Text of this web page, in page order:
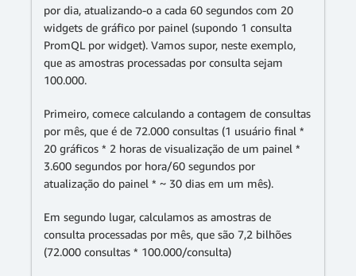
por dia, atualizando-o a cada 60 segundos com 20
widgets de gráfico por painel (supondo 1 consulta
PromQL por widget). Vamos supor, neste exemplo,
que as amostras processadas por consulta sejam
100.000.
Primeiro, comece calculando a contagem de consultas
por mês, que é de 72.000 consultas (1 usuário final *
20 gráficos * 2 horas de visualização de um painel *
3.600 segundos por hora/60 segundos por
atualização do painel * ~ 30 dias em um mês).
Em segundo lugar, calculamos as amostras de
consulta processadas por mês, que são 7,2 bilhões
(72.000 consultas * 100.000/consulta)